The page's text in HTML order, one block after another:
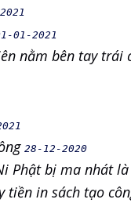
01-2021
nằm bên tay trái
28-12-2020
Phật bị ma nhát
in sách tạo